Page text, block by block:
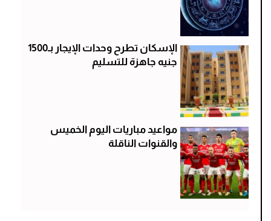
الإسكان تطرح وحدات الإيجار بـ1500
جنيه جاهزة للتسليم
مواعيد مباريات اليوم الخميس
والقنوات الناقلة